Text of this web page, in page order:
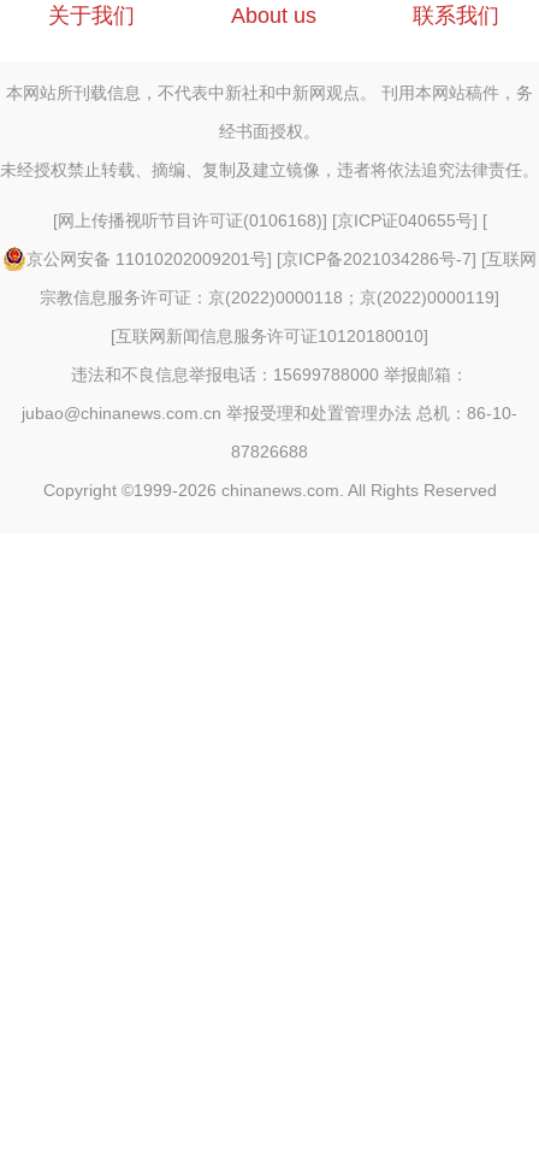
关于我们 About us 联系我们
本网站所刊载信息，不代表中新社和中新网观点。 刊用本网站稿件，务
经书面授权。
未经授权禁止转载、摘编、复制及建立镜像，违者将依法追究法律责任。
[网上传播视听节目许可证(0106168)] [京ICP证040655号] [
京公网安备 11010202009201号] [京ICP备2021034286号-7] [互联网
宗教信息服务许可证：京(2022)0000118；京(2022)0000119]
[互联网新闻信息服务许可证10120180010]
违法和不良信息举报电话：15699788000 举报邮箱：
jubao@chinanews.com.cn 举报受理和处置管理办法 总机：86-10-
87826688
Copyright ©1999-2026 chinanews.com. All Rights Reserved